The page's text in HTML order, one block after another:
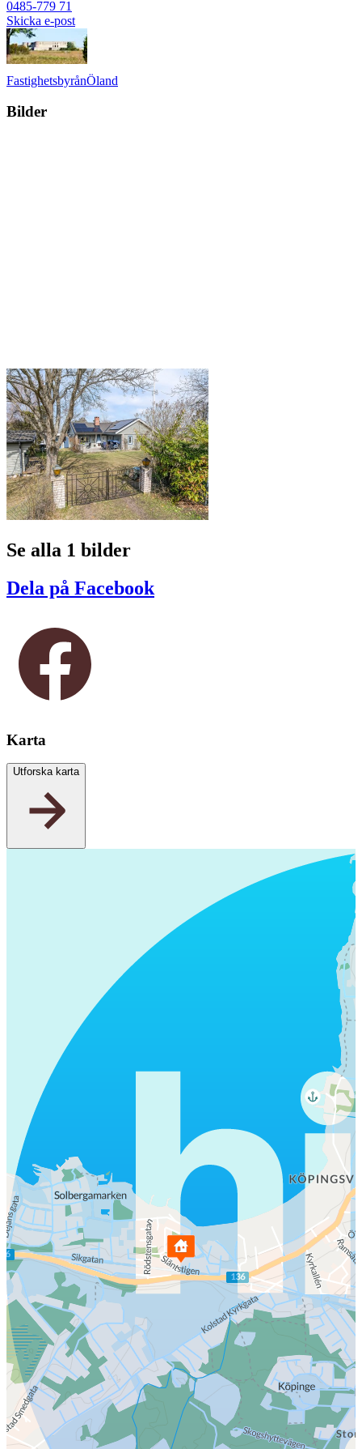
0485-779 71
Skicka e-post
FastighetsbyrånÖland
Bilder
Se alla 1 bilder
Dela på Facebook
Karta
Utforska karta